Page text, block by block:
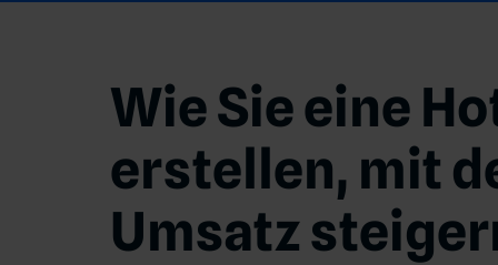
Wie Sie eine
erstellen, mit
Umsatz